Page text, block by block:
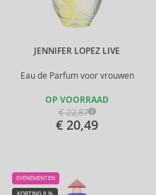
JENNIFER LOPEZ LIVE
Eau de Parfum voor vrouwen
OP VOORRAAD
€ 22,87
€ 20,49
EVENEMENTEN
KORTING 8 %